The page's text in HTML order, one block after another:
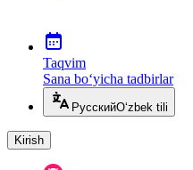
Taqvim
Sana bo‘yicha tadbirlar
РусскийO‘zbek tili
Kirish